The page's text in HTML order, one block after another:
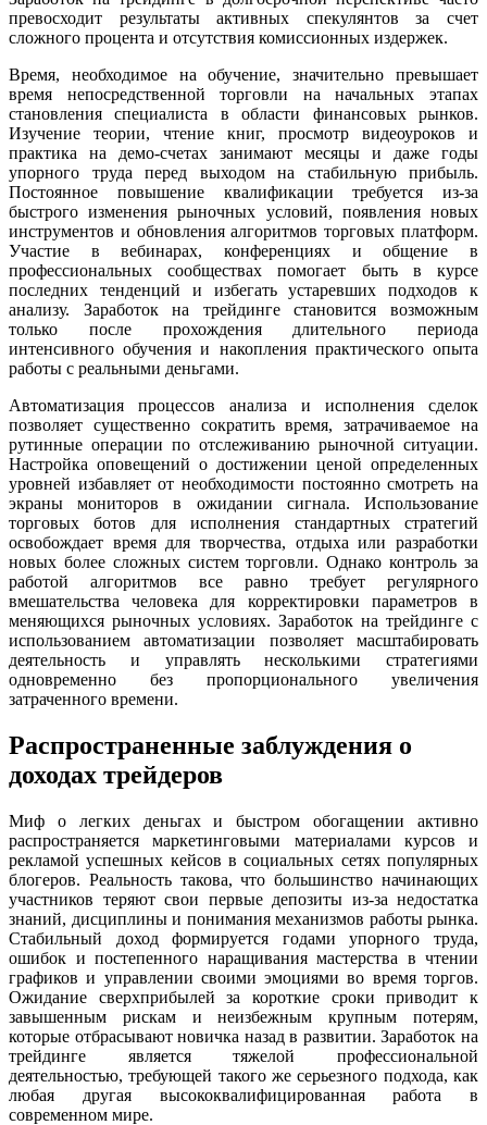
превосходит результаты активных спекулянтов за счет
сложного процента и отсутствия комиссионных издержек.
Время, необходимое на обучение, значительно превышает
время непосредственной торговли на начальных этапах
становления специалиста в области финансовых рынков.
Изучение теории, чтение книг, просмотр видеоуроков и
практика на демо-счетах занимают месяцы и даже годы
упорного труда перед выходом на стабильную прибыль.
Постоянное повышение квалификации требуется из-за
быстрого изменения рыночных условий, появления новых
инструментов и обновления алгоритмов торговых платформ.
Участие в вебинарах, конференциях и общение в
профессиональных сообществах помогает быть в курсе
последних тенденций и избегать устаревших подходов к
анализу. Заработок на трейдинге становится возможным
только после прохождения длительного периода
интенсивного обучения и накопления практического опыта
работы с реальными деньгами.
Автоматизация процессов анализа и исполнения сделок
позволяет существенно сократить время, затрачиваемое на
рутинные операции по отслеживанию рыночной ситуации.
Настройка оповещений о достижении ценой определенных
уровней избавляет от необходимости постоянно смотреть на
экраны мониторов в ожидании сигнала. Использование
торговых ботов для исполнения стандартных стратегий
освобождает время для творчества, отдыха или разработки
новых более сложных систем торговли. Однако контроль за
работой алгоритмов все равно требует регулярного
вмешательства человека для корректировки параметров в
меняющихся рыночных условиях. Заработок на трейдинге с
использованием автоматизации позволяет масштабировать
деятельность и управлять несколькими стратегиями
одновременно без пропорционального увеличения
затраченного времени.
Распространенные заблуждения о
доходах трейдеров
Миф о легких деньгах и быстром обогащении активно
распространяется маркетинговыми материалами курсов и
рекламой успешных кейсов в социальных сетях популярных
блогеров. Реальность такова, что большинство начинающих
участников теряют свои первые депозиты из-за недостатка
знаний, дисциплины и понимания механизмов работы рынка.
Стабильный доход формируется годами упорного труда,
ошибок и постепенного наращивания мастерства в чтении
графиков и управлении своими эмоциями во время торгов.
Ожидание сверхприбылей за короткие сроки приводит к
завышенным рискам и неизбежным крупным потерям,
которые отбрасывают новичка назад в развитии. Заработок на
трейдинге является тяжелой профессиональной
деятельностью, требующей такого же серьезного подхода, как
любая другая высококвалифицированная работа в
современном мире.